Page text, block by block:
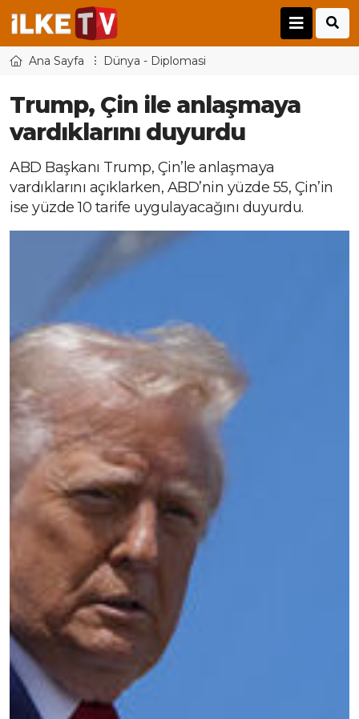
Ana Sayfa Dünya - Diplomasi
Trump, Çin ile anlaşmaya
vardıklarını duyurdu
ABD Başkanı Trump, Çin’le anlaşmaya
vardıklarını açıklarken, ABD’nin yüzde 55, Çin’in
ise yüzde 10 tarife uygulayacağını duyurdu.